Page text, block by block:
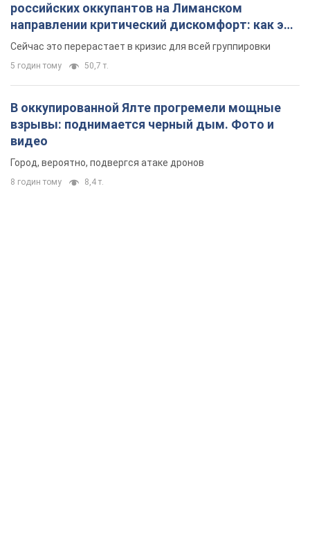
российских оккупантов на Лиманском
направлении критический дискомфорт: как это
удалось
Сейчас это перерастает в кризис для всей группировки
5 годин тому 50,7 т.
В оккупированной Ялте прогремели мощные
взрывы: поднимается черный дым. Фото и
видео
Город, вероятно, подвергся атаке дронов
8 годин тому 8,4 т.